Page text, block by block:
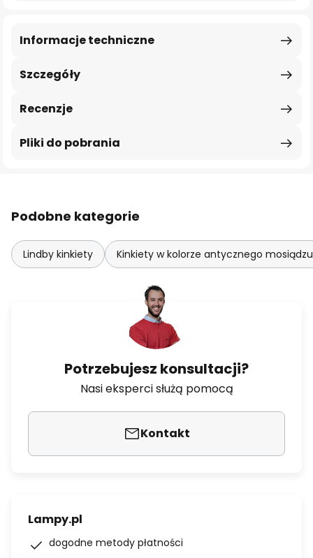
Szczegóły
Informacje techniczne
Recenzje
Pliki do pobrania
Podobne kategorie
Lindby kinkiety Kinkiety w kolorze antycznego mosiądzu
Potrzebujesz konsultacji?
Nasi eksperci służą pomocą
Kontakt
Lampy.pl
dogodne metody płatności